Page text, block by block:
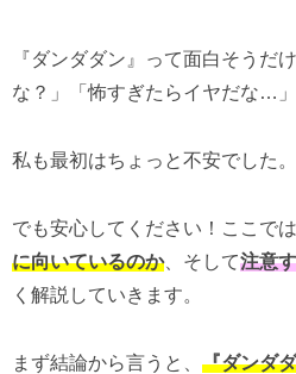
『ダンダダン』って面白そうだ
な？」「怖すぎたらイヤだな…
私も最初はちょっと不安でした。
でも安心してください！ここでは
に向いているのか、そして注意
く解説していきます。
まず結論から言うと、 『ダンダ